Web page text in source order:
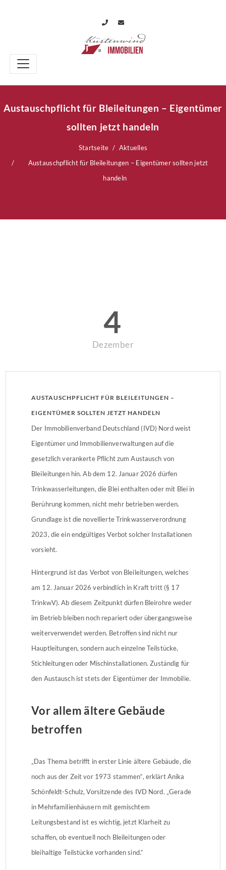
Austauschpflicht für Bleileitungen – Eigentümer
sollten jetzt handeln
Startseite
Aktuelles
Austauschpflicht für Bleileitungen – Eigentümer sollten jetzt
handeln
4
Dezember
AUSTAUSCHPFLICHT FÜR BLEILEITUNGEN –
EIGENTÜMER SOLLTEN JETZT HANDELN
Der Immobilienverband Deutschland (IVD) Nord weist
Eigentümer und Immobilienverwaltungen auf die
gesetzlich verankerte Pflicht zum Austausch von
Bleileitungen hin. Ab dem 12. Januar 2026 dürfen
Trinkwasserleitungen, die Blei enthalten oder mit Blei in
Berührung kommen, nicht mehr betrieben werden.
Grundlage ist die novellierte Trinkwasserverordnung
2023, die ein endgültiges Verbot solcher Installationen
vorsieht.
Hintergrund ist das Verbot von Bleileitungen, welches
am 12. Januar 2026 verbindlich in Kraft tritt (§ 17
TrinkwV). Ab diesem Zeitpunkt dürfen Bleirohre weder
im Betrieb bleiben noch repariert oder übergangsweise
weiterverwendet werden. Betroffen sind nicht nur
Hauptleitungen, sondern auch einzelne Teilstücke,
Stichleitungen oder Mischinstallationen. Zuständig für
den Austausch ist stets der Eigentümer der Immobilie.
Vor allem ältere Gebäude
betroffen
„Das Thema betrifft in erster Linie ältere Gebäude, die
noch aus der Zeit vor 1973 stammen“, erklärt Anika
Schönfeldt-Schulz, Vorsitzende des IVD Nord. „Gerade
in Mehrfamilienhäusern mit gemischtem
Leitungsbestand ist es wichtig, jetzt Klarheit zu
schaffen, ob eventuell noch Bleileitungen oder
bleihaltige Teilstücke vorhanden sind.“